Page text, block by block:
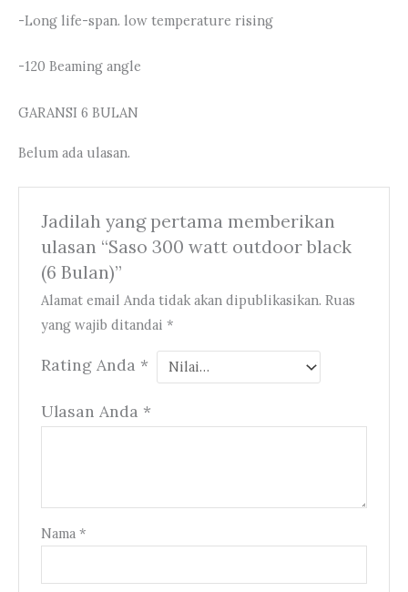
-Long life-span. low temperature rising
-120 Beaming angle
GARANSI 6 BULAN
Belum ada ulasan.
Jadilah yang pertama memberikan
ulasan “Saso 300 watt outdoor black
(6 Bulan)”
Alamat email Anda tidak akan dipublikasikan. Ruas
yang wajib ditandai*
Rating Anda *
Ulasan Anda *
Nama*